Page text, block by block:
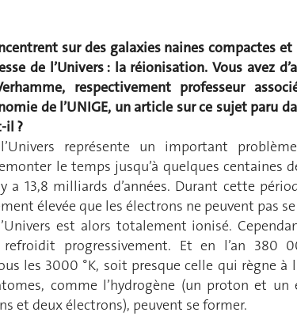
sur des galaxies naines compactes
de l’Univers : la réionisation. Vous avez
respectivement professeur
de l’UNIGE, un article sur ce sujet paru
il ?
représente un important
le temps jusqu’à quelques centaines
a 13,8 milliards d’années. Durant cette
élevée que les électrons ne peuvent pas
est alors totalement ionisé.
refroidit progressivement. Et en l’an 380
les 3000 °K, soit presque celle qui règne à
comme l’hydrogène (un proton et un
et deux électrons), peuvent se former.